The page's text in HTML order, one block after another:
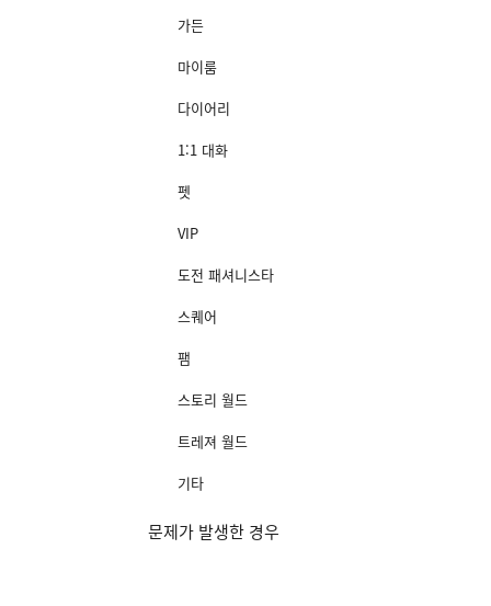
가든
마이룸
다이어리
1:1 대화
펫
VIP
도전 패셔니스타
스퀘어
팸
스토리 월드
트레져 월드
기타
문제가 발생한 경우